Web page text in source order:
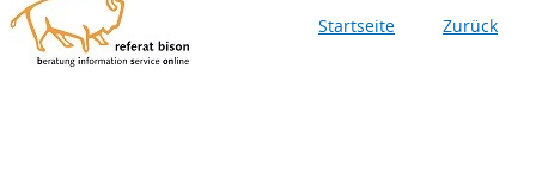
Startseite Zurück